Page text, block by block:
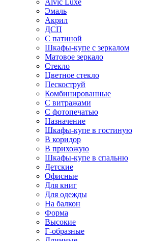
Alvic Luxe
Эмаль
Акрил
ДСП
С патиной
Шкафы-купе с зеркалом
Матовое зеркало
Стекло
Цветное стекло
Пескоструй
Комбинированные
С витражами
С фотопечатью
Назначение
Шкафы-купе в гостиную
В коридор
В прихожую
Шкафы-купе в спальню
Детские
Офисные
Для книг
Для одежды
На балкон
Форма
Высокие
Г-образные